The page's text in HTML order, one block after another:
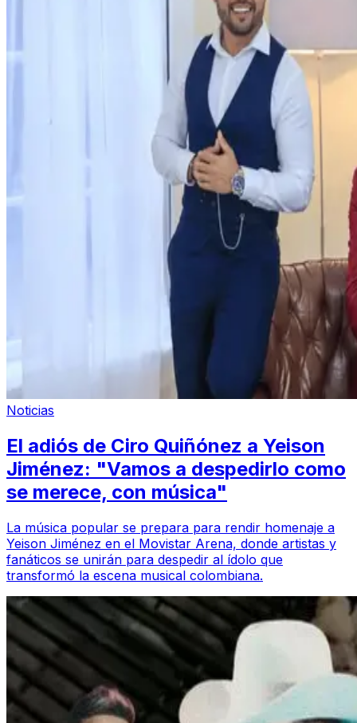
Noticias
El adiós de Ciro Quiñónez a Yeison
Jiménez: "Vamos a despedirlo como
se merece, con música"
La música popular se prepara para rendir homenaje a
Yeison Jiménez en el Movistar Arena, donde artistas y
fanáticos se unirán para despedir al ídolo que
transformó la escena musical colombiana.